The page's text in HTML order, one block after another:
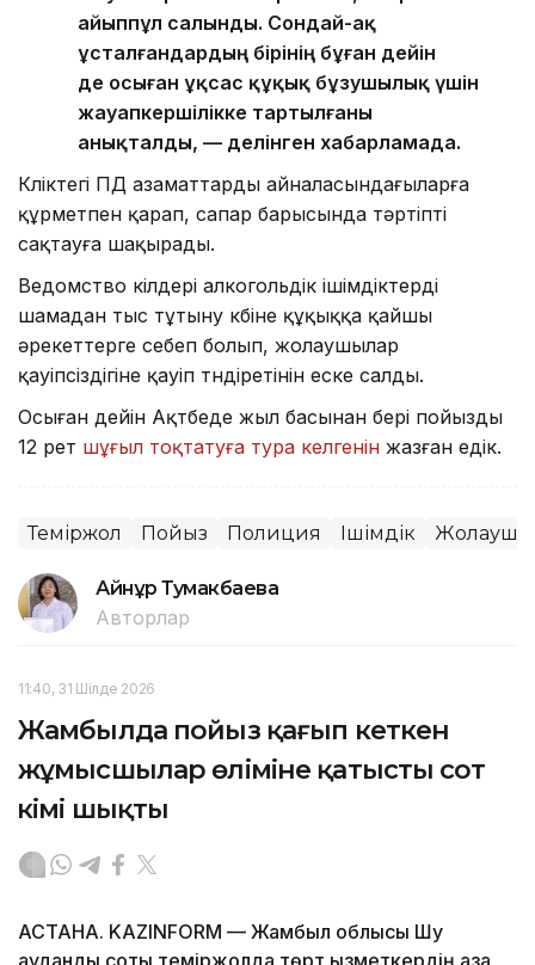
айыппұл салынды. Сондай-ақ
ұсталғандардың бірінің бұған дейін
де осыған ұқсас құқық бұзушылық үшін
жауапкершілікке тартылғаны
анықталды, — делінген хабарламада.
Көліктегі ПД азаматтарды айналасындағыларға
құрметпен қарап, сапар барысында тәртіпті
сақтауға шақырады.
Ведомство өкілдері алкогольдік ішімдіктерді
шамадан тыс тұтыну көбіне құқыққа қайшы
әрекеттерге себеп болып, жолаушылар
қауіпсіздігіне қауіп төндіретінін еске салды.
Осыған дейін Ақтөбеде жыл басынан бері пойызды
12 рет шұғыл тоқтатуға тура келгенін жазған едік.
Теміржол Пойыз Полиция Ішімдік Жолаушы
Айнұр Тумакбаева
Авторлар
11:40, 31 Шілде 2026
Жамбылда пойыз қағып кеткен
жұмысшылар өліміне қатысты сот
үкімі шықты
АСТАНА. KAZINFORM — Жамбыл облысы Шу